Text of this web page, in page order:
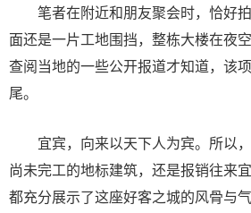
笔者在附近和朋友聚会时，恰好
面还是一片工地围挡，整栋大楼在夜
查阅当地的一些公开报道才知道，该
尾。
宜宾，向来以天下人为宾。所以
尚未完工的地标建筑，还是报销往来
都充分展示了这座好客之城的风骨与气